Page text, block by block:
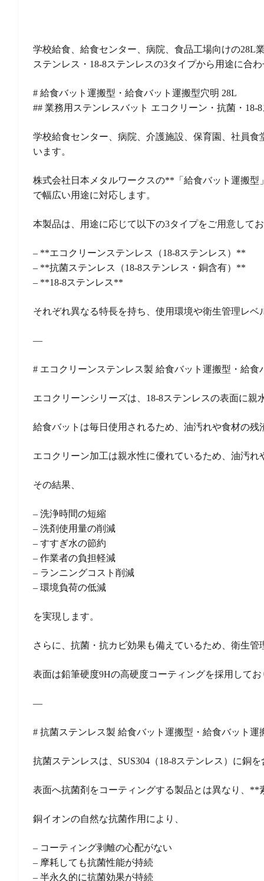
学校給食、給食センター、病院、食品工場向けの28L
ステンレス・18-8ステンレスの3タイプから用途に合
# 給食バット運搬型・給食バット運搬型穴明 28L
## 業務用ステンレスバット エコクリーン・抗菌・18-
学校給食センター、病院、介護施設、保育園、社員
います。
株式会社日本メタルワークスの**「給食バット運搬
で幅広い用途に対応します。
本製品は、用途に応じて以下の3タイプをご用意して
– **エコクリーンステンレス（18-8ステンレス）**
– **抗菌ステンレス（18-8ステンレス・銅含有）**
– **18-8ステンレス**
それぞれ異なる特長を持ち、使用環境や衛生管理レ
—
# エコクリーンステンレス製 給食バット運搬型・給食
エコクリーンシリーズは、18-8ステンレスの表面に
給食バットは毎日使用されるため、油汚れや食材の
エコクリーン加工は親水性に優れているため、油汚
その結果、
– 洗浄時間の短縮
– 洗剤使用量の削減
– すすぎ水の節約
– 作業者の負担軽減
– ランニングコスト削減
– 環境負荷の低減
を実現します。
さらに、抗菌・抗カビ効果も備えているため、衛生
表面は鉛筆硬度9Hの高硬度コーティングを採用して
—
# 抗菌ステンレス製 給食バット運搬型・給食バット運
抗菌ステンレスは、SUS304（18-8ステンレス）に銅
表面へ抗菌剤をコーティングする製品とは異なり、
銅イオンの自然な抗菌作用により、
– コーティング剥離の心配がない
– 摩耗しても抗菌性能が持続
– 半永久的に抗菌効果が持続